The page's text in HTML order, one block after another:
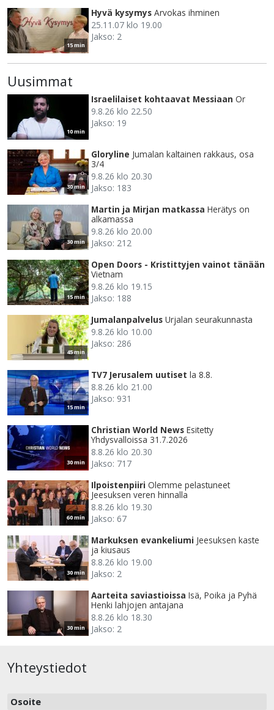
15 min
Hyvä kysymys Arvokas ihminen
25.11.07 klo 19.00
Jakso: 2
Uusimmat
10 min
Israelilaiset kohtaavat Messiaan Or
9.8.26 klo 22.50
Jakso: 19
30 min
Gloryline Jumalan kaltainen rakkaus, osa
3/4
9.8.26 klo 20.30
Jakso: 183
30 min
Martin ja Mirjan matkassa Herätys on
alkamassa
9.8.26 klo 20.00
Jakso: 212
15 min
Open Doors - Kristittyjen vainot tänään
Vietnam
9.8.26 klo 19.15
Jakso: 188
45 min
Jumalanpalvelus Urjalan seurakunnasta
9.8.26 klo 10.00
Jakso: 286
15 min
TV7 Jerusalem uutiset la 8.8.
8.8.26 klo 21.00
Jakso: 931
30 min
Christian World News Esitetty
Yhdysvalloissa 31.7.2026
8.8.26 klo 20.30
Jakso: 717
60 min
Ilpoistenpiiri Olemme pelastuneet
Jeesuksen veren hinnalla
8.8.26 klo 19.30
Jakso: 67
30 min
Markuksen evankeliumi Jeesuksen kaste
ja kiusaus
8.8.26 klo 19.00
Jakso: 2
30 min
Aarteita saviastioissa Isä, Poika ja Pyhä
Henki lahjojen antajana
8.8.26 klo 18.30
Jakso: 2
Yhteystiedot
Osoite